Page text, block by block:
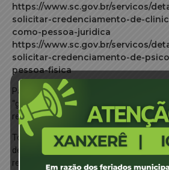
https://www.sc.gov.br/servicos/
solicitar-credenciamento-de-
como-pessoa-juridica
https://www.sc.gov.br/servicos/
solicitar-credenciamento-de-
pessoa-fisica
Para a realização do serviço o usuário
“gov.br”, de maneira que as solicitações
representantes legais de cada centro
Todos os credenciados deverão enviar
deste serviço, de maneira que a análise
renovação do alvará será realizada de